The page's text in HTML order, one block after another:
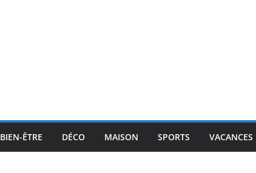
BIEN-ÊTRE DÉCO MAISON SPORTS VACANCES